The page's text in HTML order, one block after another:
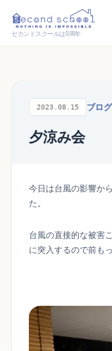
セカンドスクールは9周年
2023.08.15 ブログ
夕涼み会
今日は台風の影響か
た。
台風の直接的な被害
に突入するので前も